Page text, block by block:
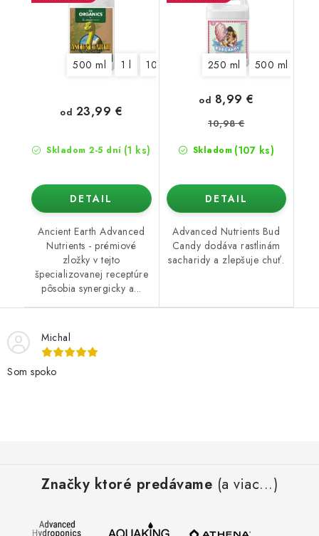
500 ml 1 l 10 l
Skladom 2-5 dní (1 ks)
od 23,99 €
DETAIL
Ancient Earth Advanced
Nutrients - prémiové
zložky v tejto
špecializovanej receptúre
pôsobia synergicky a...
250 ml 500 ml
Skladom (107 ks)
od 8,99 €
10,98 €
DETAIL
Advanced Nutrients Bud
Candy dodáva rastlinám
sacharidy a zlepšuje chuť.
Michal
Som spoko
Značky ktoré predávame (a viac...)